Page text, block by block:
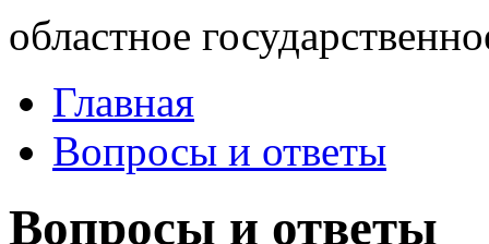
областное
Главная
Вопросы и ответы
Вопросы и ответы